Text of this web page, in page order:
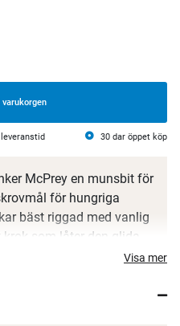
varukorgen
30 dar öppet köp
McPrey en munsbit för
för hungriga
bäst riggad med vanlig
som låter den glida
Visa mer